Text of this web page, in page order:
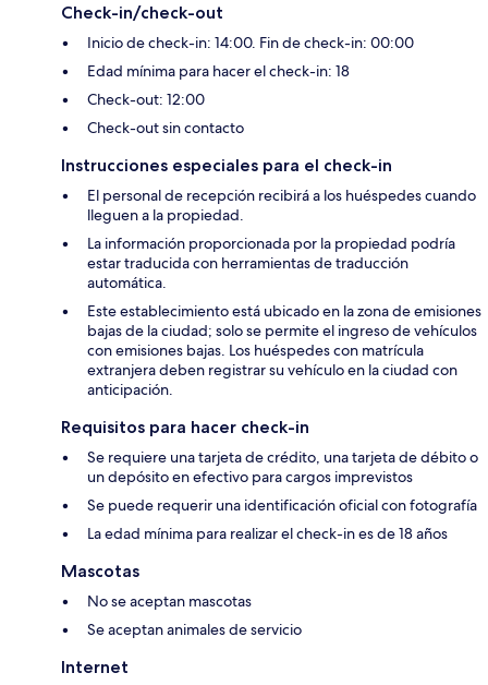
Check-in/check-out
Inicio de check-in: 14:00. Fin de check-in: 00:00
Edad mínima para hacer el check-in: 18
Check-out: 12:00
Check-out sin contacto
Instrucciones especiales para el check-in
El personal de recepción recibirá a los huéspedes cuando
lleguen a la propiedad.
La información proporcionada por la propiedad podría
estar traducida con herramientas de traducción
automática.
Este establecimiento está ubicado en la zona de emisiones
bajas de la ciudad; solo se permite el ingreso de vehículos
con emisiones bajas. Los huéspedes con matrícula
extranjera deben registrar su vehículo en la ciudad con
anticipación.
Requisitos para hacer check-in
Se requiere una tarjeta de crédito, una tarjeta de débito o
un depósito en efectivo para cargos imprevistos
Se puede requerir una identificación oficial con fotografía
La edad mínima para realizar el check-in es de 18 años
Mascotas
No se aceptan mascotas
Se aceptan animales de servicio
Internet